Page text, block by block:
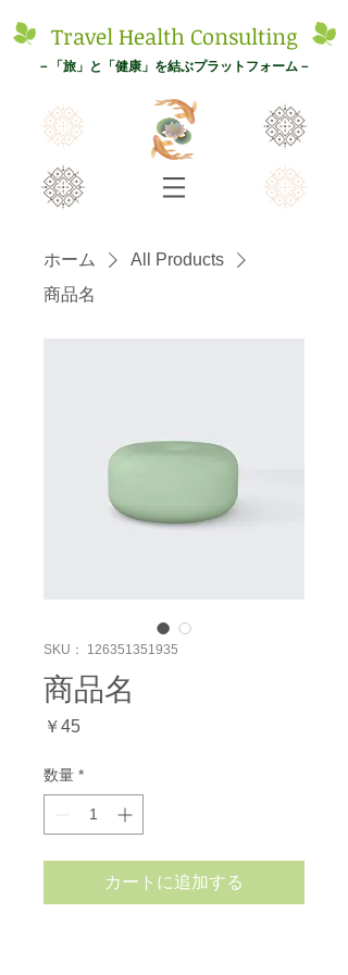
TravelHealth Consulting
－ 「旅 」と「健康」を結ぶプラットフォーム－
ホーム
All Products
商品名
SKU： 126351351935
商品名
￥45価
数量 *
カートに追加する